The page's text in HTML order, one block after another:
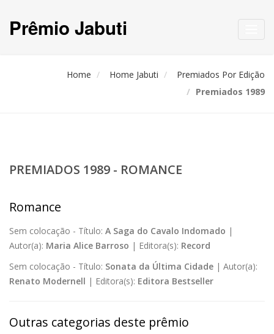
Prêmio Jabuti
Home Home Jabuti
Premiados Por Edição
Premiados 1989
PREMIADOS 1989 - ROMANCE
Romance
Sem colocação - Título: A Saga do Cavalo Indomado |
Autor(a): Maria Alice Barroso | Editora(s): Record
Sem colocação - Título: Sonata da Última Cidade | Autor(a):
Renato Modernell | Editora(s): Editora Bestseller
Outras categorias deste prêmio